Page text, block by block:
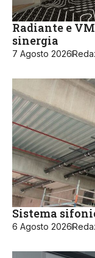
Radiante e
sinergia
7 Agosto 2026
Sistema
6 Agosto 2026